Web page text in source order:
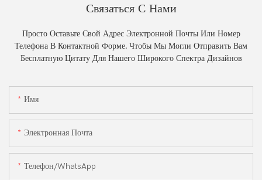
Связаться С Нами
Просто Оставьте Свой Адрес Электронной Почты Или Номер
Телефона В Контактной Форме, Чтобы Мы Могли Отправить Вам
Бесплатную Цитату Для Нашего Широкого Спектра Дизайнов
Имя
Электронная Почта
Телефон/WhatsApp